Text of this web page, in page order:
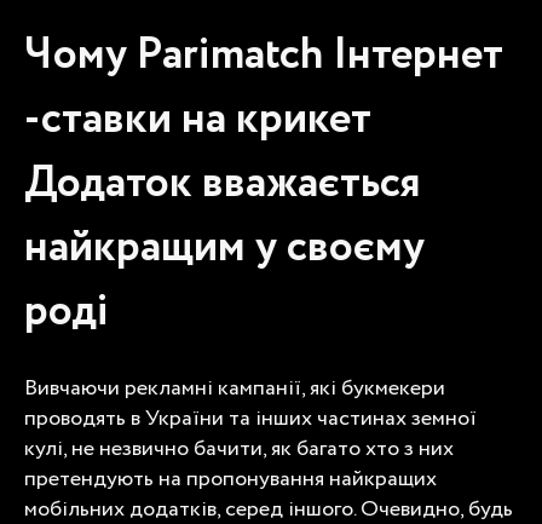
Чому Parimatch Інтернет
-ставки на крикет
Додаток вважається
найкращим у своєму
роді
Вивчаючи рекламні кампанії, які букмекери
проводять в України та інших частинах земної
кулі, не незвично бачити, як багато хто з них
претендують на пропонування найкращих
мобільних додатків, серед іншого. Очевидно, будь